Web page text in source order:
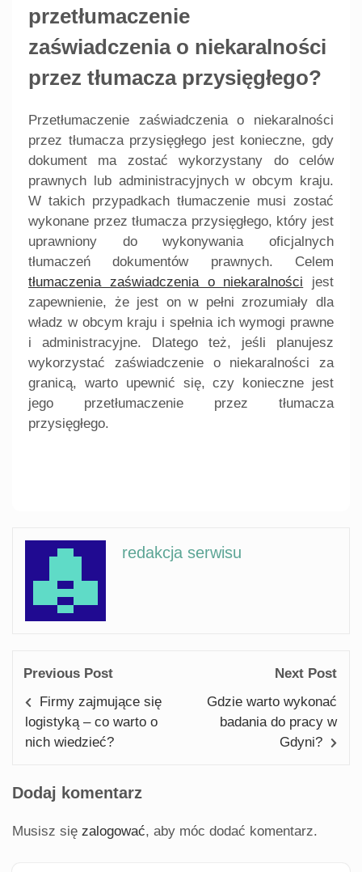
przetłumaczenie
zaświadczenia o niekaralności
przez tłumacza przysięgłego?
Przetłumaczenie zaświadczenia o niekaralności
przez tłumacza przysięgłego jest konieczne, gdy
dokument ma zostać wykorzystany do celów
prawnych lub administracyjnych w obcym kraju.
W takich przypadkach tłumaczenie musi zostać
wykonane przez tłumacza przysięgłego, który jest
uprawniony do wykonywania oficjalnych
tłumaczeń dokumentów prawnych. Celem
tłumaczenia zaświadczenia o niekaralności jest
zapewnienie, że jest on w pełni zrozumiały dla
władz w obcym kraju i spełnia ich wymogi prawne
i administracyjne. Dlatego też, jeśli planujesz
wykorzystać zaświadczenie o niekaralności za
granicą, warto upewnić się, czy konieczne jest
jego przetłumaczenie przez tłumacza
przysięgłego.
redakcja serwisu
Previous Post
Firmy zajmujące się
logistyką – co warto o
nich wiedzieć?
Next Post
Gdzie warto wykonać
badania do pracy w
Gdyni?
Dodaj komentarz
Musisz się zalogować, aby móc dodać komentarz.